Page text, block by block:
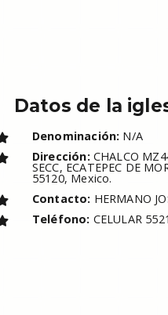
Datos de la
Denominación: N/A
Dirección: CHALCO
SECC, ECATEPEC DE
55120, Mexico.
Contacto: HERMANO
Teléfono: CELULAR